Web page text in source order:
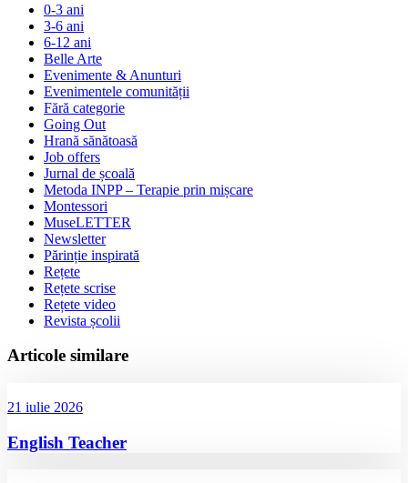
0-3 ani
3-6 ani
6-12 ani
Belle Arte
Evenimente & Anunturi
Evenimentele comunității
Fără categorie
Going Out
Hrană sănătoasă
Job offers
Jurnal de școală
Metoda INPP – Terapie prin mișcare
Montessori
MuseLETTER
Newsletter
Părinție inspirată
Rețete
Rețete scrise
Rețete video
Revista școlii
Articole similare
21 iulie 2026
English Teacher